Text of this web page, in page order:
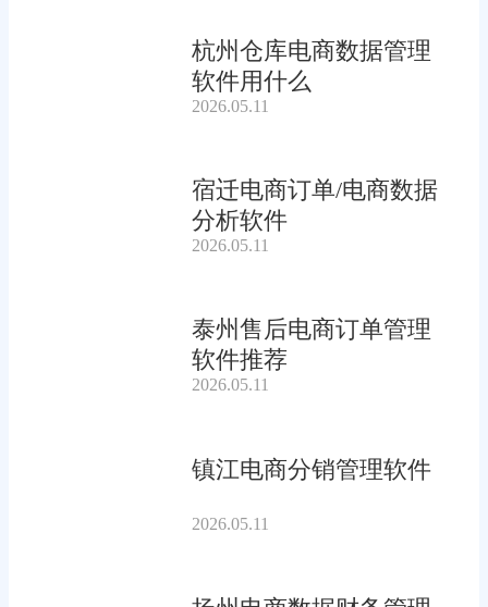
杭州仓库电商数据管理
软件用什么
2026.05.11
宿迁电商订单/电商数据
分析软件
2026.05.11
泰州售后电商订单管理
软件推荐
2026.05.11
镇江电商分销管理软件
2026.05.11